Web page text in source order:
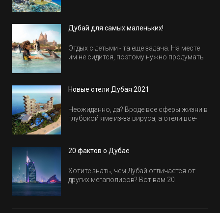
Дубай для самых маленьких!
Отдых с детьми - та еще задача. На месте
им не сидится, поэтому нужно продумать
Новые отели Дубая 2021
Неожиданно, да? Вроде все сферы жизни в
глубокой яме из-за вируса, а отели все-
обычно на первые заезды дают промо-
20 фактов о Дубае
Хотите знать, чем Дубай отличается от
других мегаполисов? Вот вам 20